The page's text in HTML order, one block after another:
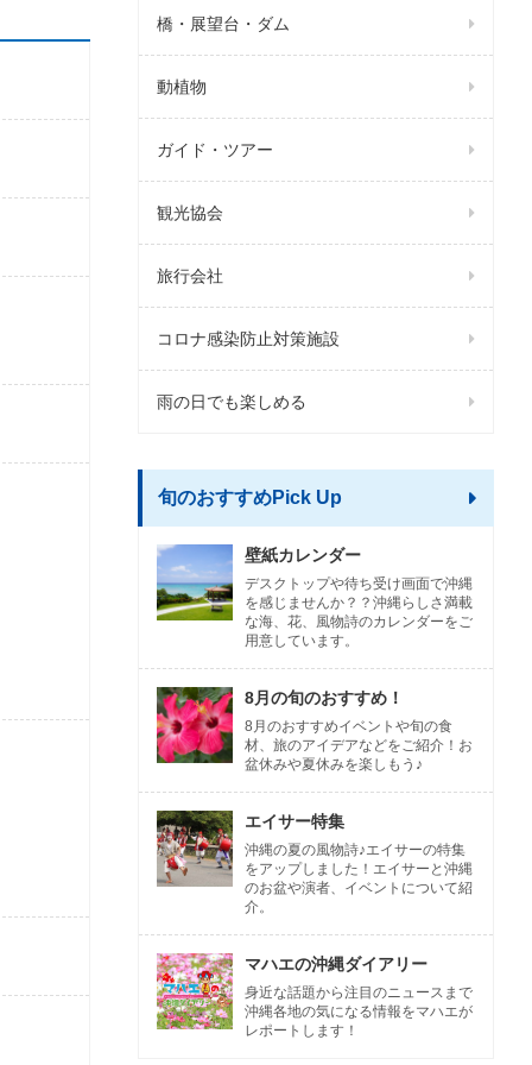
橋・展望台・ダム
動植物
ガイド・ツアー
観光協会
旅行会社
コロナ感染防止対策施設
雨の日でも楽しめる
旬のおすすめPick Up
壁紙カレンダー
デスクトップや待ち受け画面で沖縄
を感じませんか？？沖縄らしさ満載
な海、花、風物詩のカレンダーをご
用意しています。
8月の旬のおすすめ！
8月のおすすめイベントや旬の食
材、旅のアイデアなどをご紹介！お
盆休みや夏休みを楽しもう♪
エイサー特集
沖縄の夏の風物詩♪エイサーの特集
をアップしました！エイサーと沖縄
のお盆や演者、イベントについて紹
介。
マハエの沖縄ダイアリー
身近な話題から注目のニュースまで
沖縄各地の気になる情報をマハエが
レポートします！